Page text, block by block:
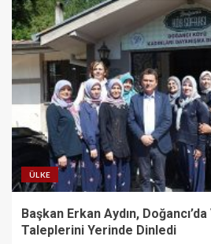
ÜLKE
Başkan Erkan Aydın,
Taleplerini Yerinde Dinledi